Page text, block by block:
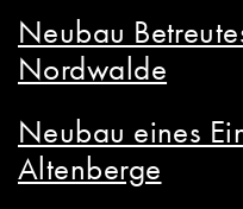
Neubau
Nordwalde
Neubau eines
Altenberge